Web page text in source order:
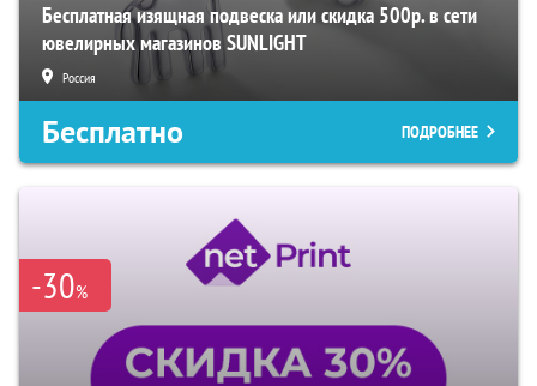
Бесплатная изящная подвеска или скидка 500р. в сети
ювелирных магазинов SUNLIGHT
Россия
Бесплатно ПОДРОБНЕЕ
-30%